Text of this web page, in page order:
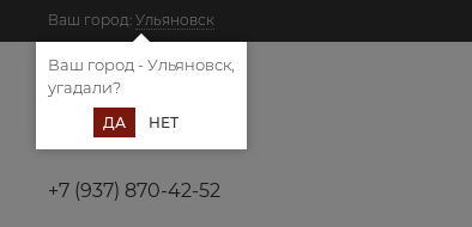
Ваш город: Ульяновск
+7 (937) 870-42-52
Ваш город - Ульяновск,
угадали?
ДА НЕТ